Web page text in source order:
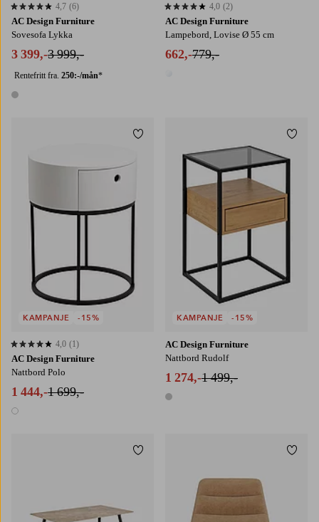
AC Design Furniture
Sovesofa Lykka
3 399,-3 999,-
Rentefritt fra. 250:-/mån*
1 farge
4,7 basert på 6 karaktergivninger
4,7 (6)
AC Design Furniture
Lampebord, Lovise Ø 55 cm
662,-779,-
4,0 basert på 2 karaktergivninger
4,0 (2)
AC Design Furniture
Nattbord Polo
1 444,-1 699,-
1 farge
4,0 basert på 1 karaktergivninger
4,0 (1)
KAMPANJE -15%
Legg til favoritter
AC Design Furniture
Nattbord Rudolf
1 274,-1 499,-
1 farge
KAMPANJE -15%
Legg til favoritter